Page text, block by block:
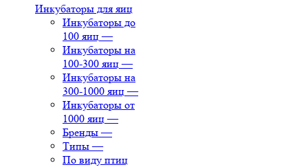
Инкубаторы для яиц
Инкубаторы до
100 яиц —
Инкубаторы на
100-300 яиц —
Инкубаторы на
300-1000 яиц —
Инкубаторы от
1000 яиц —
Бренды —
Типы —
По виду птиц